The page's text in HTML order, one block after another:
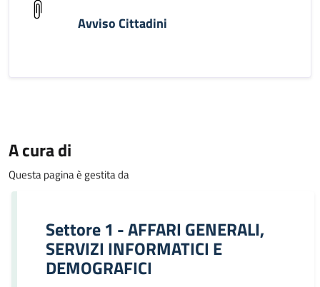
Avviso Cittadini
A cura di
Questa pagina è gestita da
Settore 1 - AFFARI GENERALI,
SERVIZI INFORMATICI E
DEMOGRAFICI